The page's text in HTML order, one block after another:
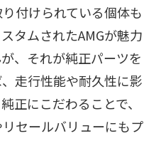
付けられている個体も
タムされたAMGが魅力
、それが純正パーツを
走行性能や耐久性に影
正にこだわることで、
セールバリューにもプ